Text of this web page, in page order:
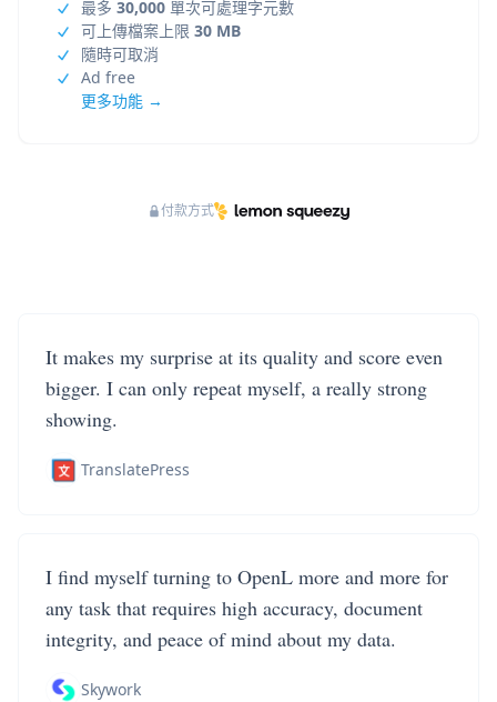
最多 30,000 單次可處理字元數
可上傳檔案上限 30 MB
隨時可取消
Ad free
更多功能 →
付款方式
It makes my surprise at its quality and score even
bigger. I can only repeat myself, a really strong
showing.
TranslatePress
I find myself turning to OpenL more and more for
any task that requires high accuracy, document
integrity, and peace of mind about my data.
Skywork